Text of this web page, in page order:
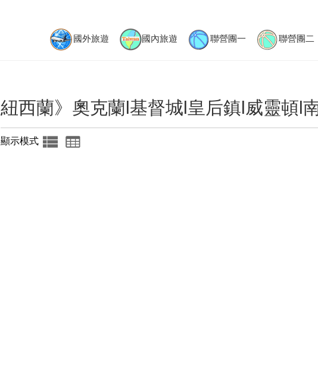
國外旅遊 國內旅遊 聯營團一 聯營團二
紐西蘭》奧克蘭l基督城l皇后鎮l威靈頓l
顯示模式